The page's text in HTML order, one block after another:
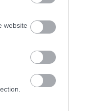
website
az angol bajnokságban.
csereként […]